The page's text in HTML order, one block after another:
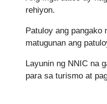
rehiyon.
Patuloy ang pangako
matugunan ang
Layunin ng NNIC na
para sa turismo at